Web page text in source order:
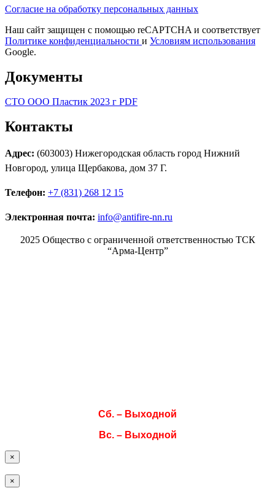
Согласие на обработку персональных данных
Наш сайт защищен с помощью reCAPTCHA и соответствует
Политике конфиденциальности и Условиям использования
Google.
Документы
СТО ООО Пластик 2023 г PDF
Контакты
Адрес: (603003) Нижегородская область город Нижний
Новгород, улица Щербакова, дом 37 Г.
Телефон: +7 (831) 268 12 15
Электронная почта: info@antifire-nn.ru
2025 Общество с ограниченной ответственностью ТСК
“Арма-Центр”
Сб. – Выходной
Вс. – Выходной
×
×